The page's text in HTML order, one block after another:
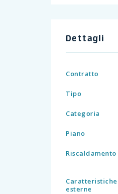
Dettagli
Contratto
Tipo
Categoria
Piano
Riscaldamento
Caratteristiche
esterne